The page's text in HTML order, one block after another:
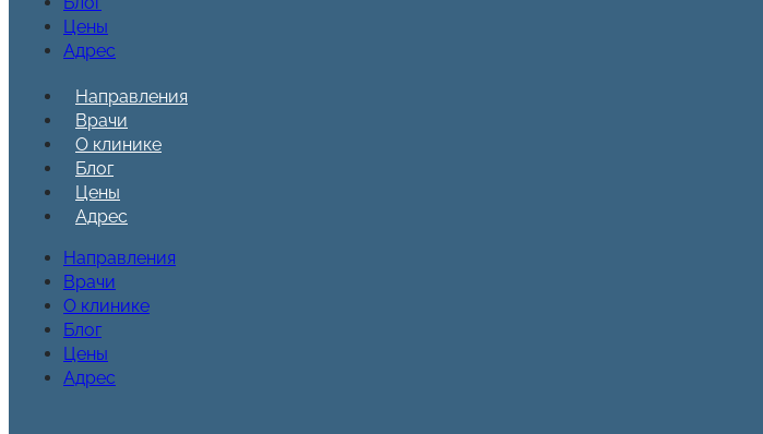
Цены
Адрес
Направления
Врачи
О клинике
Блог
Цены
Адрес
Направления
Врачи
О клинике
Блог
Цены
Адрес